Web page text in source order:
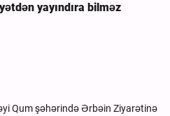
yayındıra bilməz
Qum şəhərində Ərbəin Ziyarətinə